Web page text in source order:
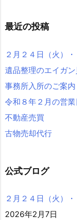
最近の投稿
２月２４日（火）
遺品整理のエイガ
事務所入所のご案内
令和８年２月の営
不動産売買
古物売却代行
公式ブログ
２月２４日（火）
2026年2月7日